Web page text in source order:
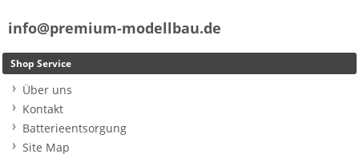
info@premium-modellbau.de
Shop Service
Über uns
Kontakt
Batterieentsorgung
Site Map